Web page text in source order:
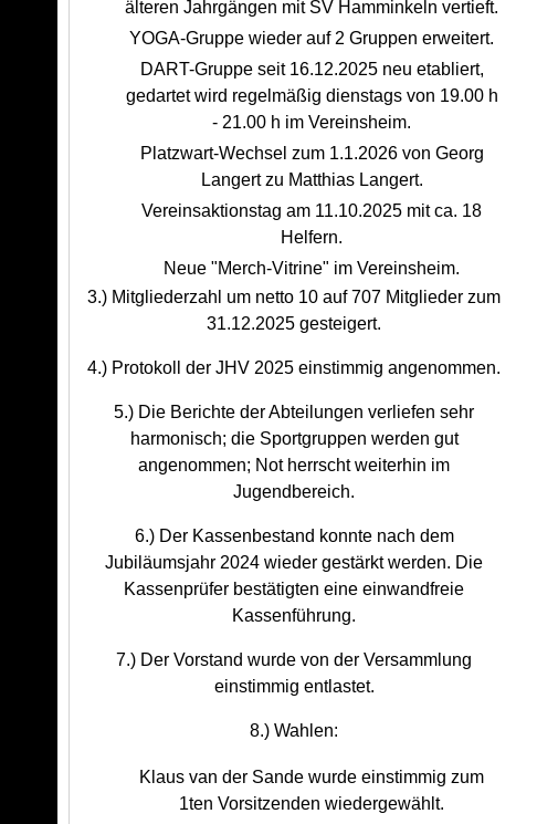
älteren Jahrgängen mit SV Hamminkeln vertieft.
YOGA-Gruppe wieder auf 2 Gruppen erweitert.
DART-Gruppe seit 16.12.2025 neu etabliert,
gedartet wird regelmäßig dienstags von 19.00 h
- 21.00 h im Vereinsheim.
Platzwart-Wechsel zum 1.1.2026 von Georg
Langert zu Matthias Langert.
Vereinsaktionstag am 11.10.2025 mit ca. 18
Helfern.
Neue "Merch-Vitrine" im Vereinsheim.
3.) Mitgliederzahl um netto 10 auf 707 Mitglieder zum
31.12.2025 gesteigert.
4.) Protokoll der JHV 2025 einstimmig angenommen.
5.) Die Berichte der Abteilungen verliefen sehr
harmonisch; die Sportgruppen werden gut
angenommen; Not herrscht weiterhin im
Jugendbereich.
6.) Der Kassenbestand konnte nach dem
Jubiläumsjahr 2024 wieder gestärkt werden. Die
Kassenprüfer bestätigten eine einwandfreie
Kassenführung.
7.) Der Vorstand wurde von der Versammlung
einstimmig entlastet.
8.) Wahlen:
Klaus van der Sande wurde einstimmig zum
1ten Vorsitzenden wiedergewählt.